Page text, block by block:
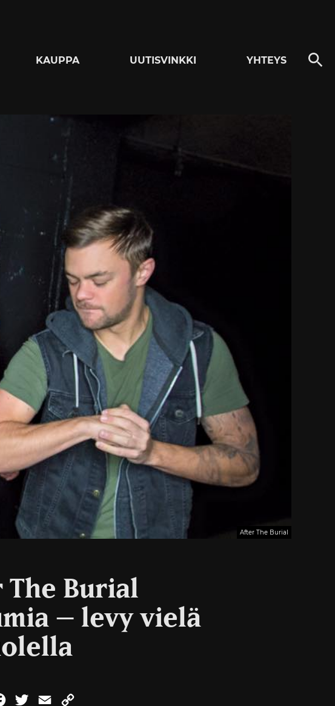
KAUPPA UUTISVINKKI YHTEYS
After The Burial
Burial
– levy vielä
FacebookTwitterEmail